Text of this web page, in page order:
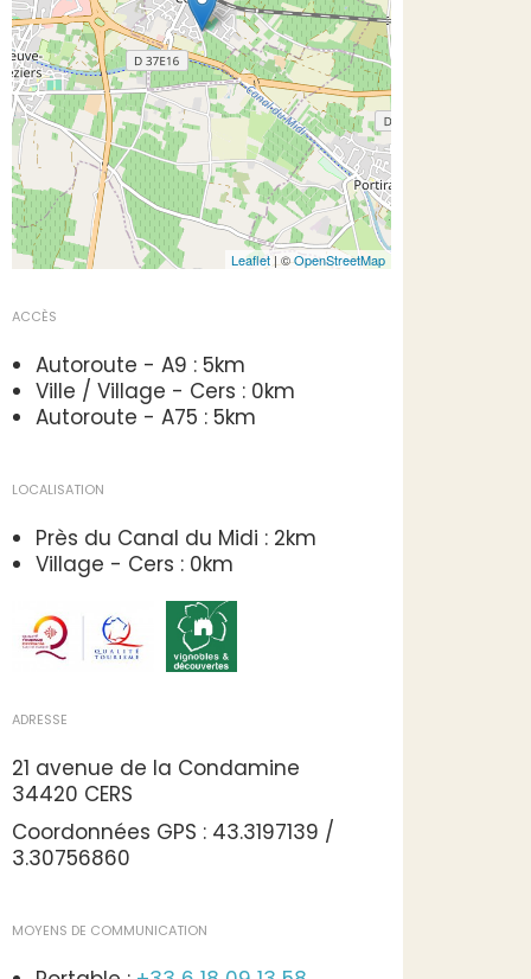
Leaflet | ©OpenStreetMap
ACCÈS
Autoroute - A9 : 5km
Ville / Village - Cers : 0km
Autoroute - A75 : 5km
LOCALISATION
Près du Canal du Midi : 2km
Village - Cers : 0km
ADRESSE
21 avenue de la Condamine
34420 CERS
Coordonnées GPS : 43.3197139 /
3.30756860
MOYENS DE COMMUNICATION